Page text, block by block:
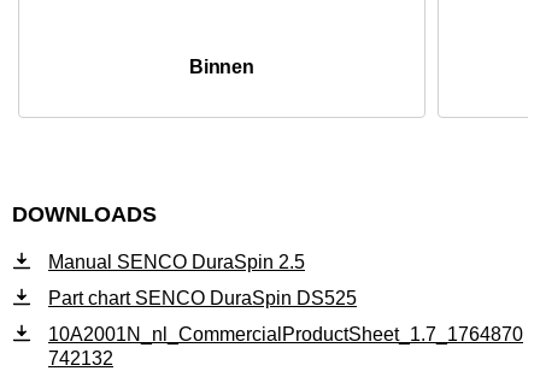
Binnen
DOWNLOADS
Manual SENCO DuraSpin 2.5
Part chart SENCO DuraSpin DS525
10A2001N_nl_CommercialProductSheet_1.7_1764870
742132